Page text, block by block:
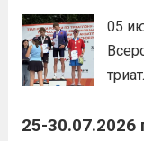
05
25-